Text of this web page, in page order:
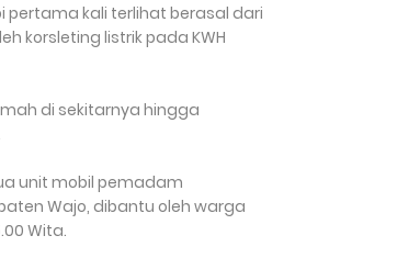
pertama kali terlihat berasal dari
korsleting listrik pada KWH
di sekitarnya hingga
unit mobil pemadam
Wajo, dibantu oleh warga
Wita.